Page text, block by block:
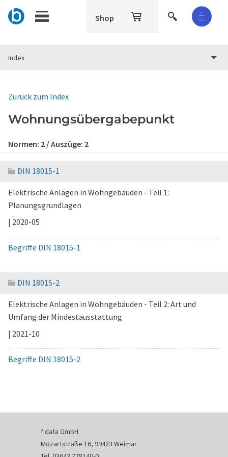
Shop
Index
Zurück zum Index
Wohnungsübergabepunkt
Normen: 2 / Auszüge: 2
DIN 18015-1
Elektrische Anlagen in Wohngebäuden - Teil 1:
Planungsgrundlagen
| 2020-05
Begriffe DIN 18015-1
DIN 18015-2
Elektrische Anlagen in Wohngebäuden - Teil 2: Art und
Umfang der Mindestausstattung
| 2021-10
Begriffe DIN 18015-2
f:data GmbH
Mozartstraße 16, 99423 Weimar